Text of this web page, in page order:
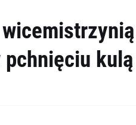
pchnięciu kulą